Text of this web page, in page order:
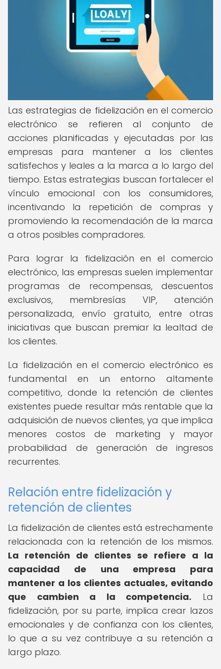
Las estrategias de fidelización en el comercio
electrónico se refieren al conjunto de
acciones planificadas y ejecutadas por las
empresas para mantener a los clientes
satisfechos y leales a la marca a lo largo del
tiempo. Estas estrategias buscan fortalecer el
vínculo emocional con los consumidores,
incentivando la repetición de compras y
promoviendo la recomendación de la marca
a otros posibles compradores.
Para lograr la fidelización en el comercio
electrónico, las empresas suelen implementar
programas de recompensas, descuentos
exclusivos, membresías VIP, atención
personalizada, envío gratuito, entre otras
iniciativas que buscan premiar la lealtad de
los clientes.
La fidelización en el comercio electrónico es
fundamental en un entorno altamente
competitivo, donde la retención de clientes
existentes puede resultar más rentable que la
adquisición de nuevos clientes, ya que implica
menores costos de marketing y mayor
probabilidad de generación de ingresos
recurrentes.
Relación entre fidelización y
retención de clientes
La fidelización de clientes está estrechamente
relacionada con la retención de los mismos.
La retención de clientes se refiere a la
capacidad de una empresa para
mantener a los clientes actuales, evitando
que cambien a la competencia. La
fidelización, por su parte, implica crear lazos
emocionales y de confianza con los clientes,
lo que a su vez contribuye a su retención a
largo plazo.